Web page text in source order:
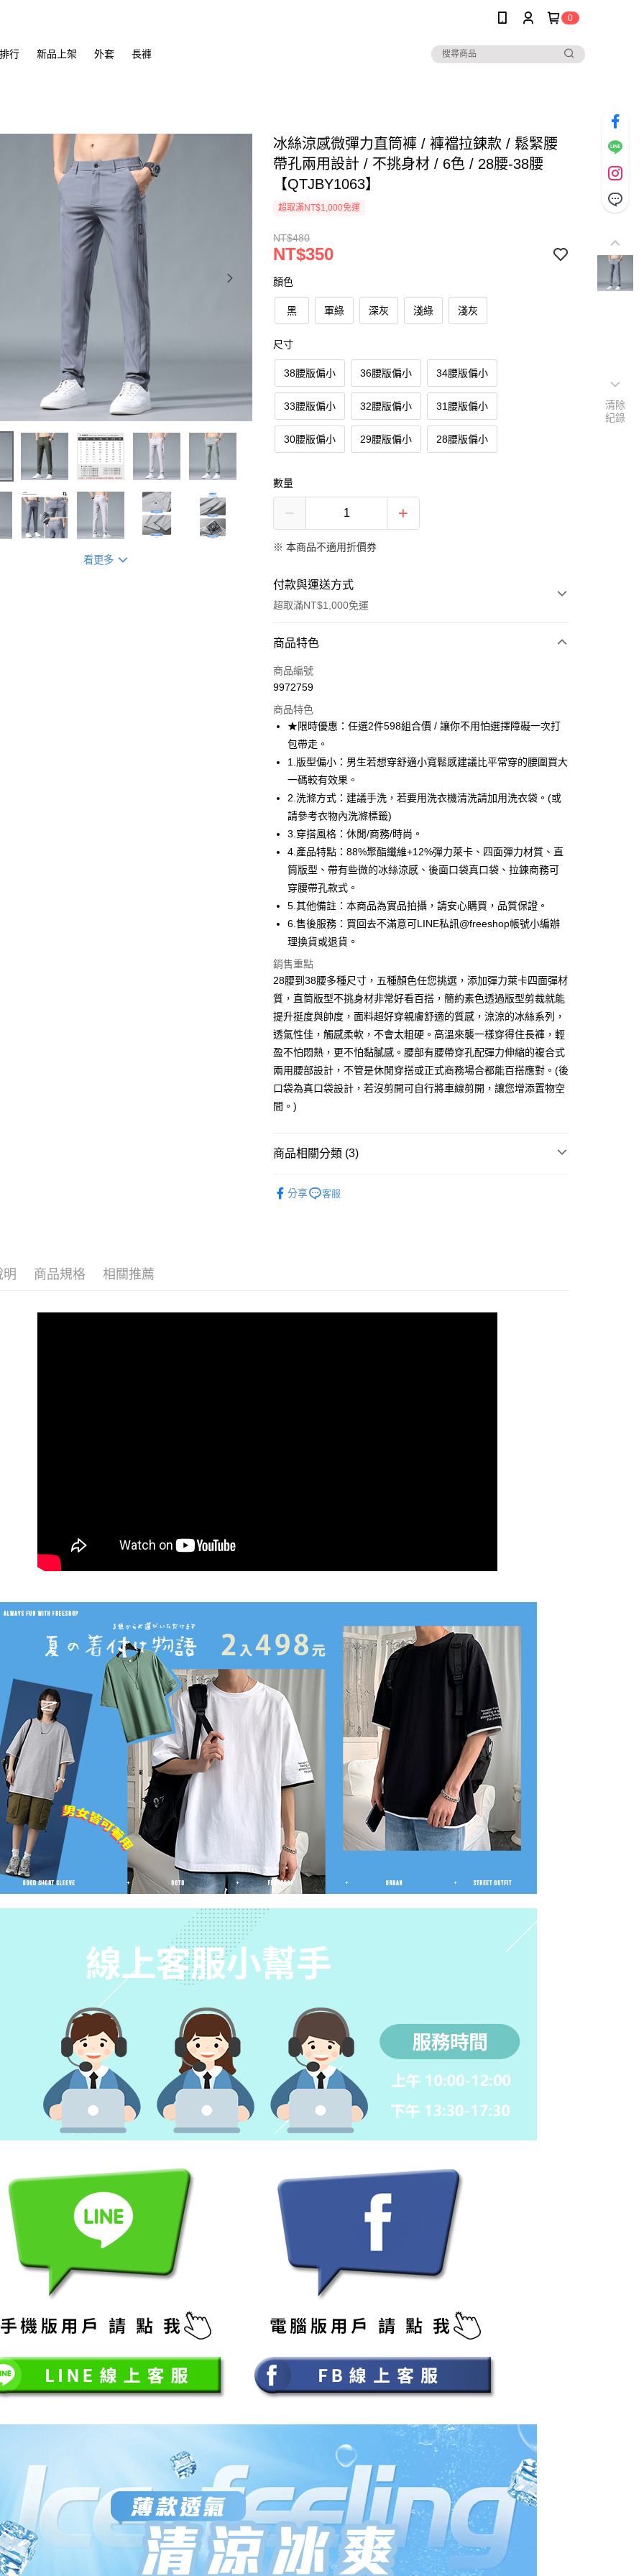
0
行 新品上架 外套 長褲
看更多
冰絲涼感微彈力直筒褲 / 褲襠拉鍊款 / 鬆緊腰
帶孔兩用設計 / 不挑身材 / 6色 / 28腰-38腰
【QTJBY1063】
超取滿NT$1,000免運
NT$480
NT$350
顏色
黑 軍綠 深灰 淺綠 淺灰
尺寸
38腰版偏小 36腰版偏小 34腰版偏小
33腰版偏小 32腰版偏小 31腰版偏小
30腰版偏小 29腰版偏小 28腰版偏小
數量
※ 本商品不適用折價券
付款與運送方式
超取滿NT$1,000免運
付款方式
信用卡一次付款
LINE Pay
Apple Pay
街口支付
悠遊付
ATM付款
運送方式
全家取貨付款
每筆NT$80，滿NT$1,000(含以上)免運費
付款後全家取貨
每筆NT$80，滿NT$1,000(含以上)免運費
7-11取貨付款
每筆NT$80，滿NT$1,000(含以上)免運費
付款後7-11取貨
每筆NT$80，滿NT$1,000(含以上)免運費
宅配
每筆NT$150，滿NT$3,000(含以上)免運費
每筆NT$150
商品特色
商品編號
9972759
商品特色
★限時優惠：任選2件598組合價 / 讓你不用怕選擇障礙一次打
包帶走。
1.版型偏小：男生若想穿舒適小寬鬆感建議比平常穿的腰圍買大
一碼較有效果。
2.洗滌方式：建議手洗，若要用洗衣機清洗請加用洗衣袋。(或
請參考衣物內洗滌標籤)
3.穿搭風格：休閒/商務/時尚。
4.產品特點：88%聚酯纖維+12%彈力萊卡、四面彈力材質、直
筒版型、帶有些微的冰絲涼感、後面口袋真口袋、拉鍊商務可
穿腰帶孔款式。
5.其他備註：本商品為實品拍攝，請安心購買，品質保證。
6.售後服務：買回去不滿意可LINE私訊@freeshop帳號小編辦
理換貨或退貨。
銷售重點
28腰到38腰多種尺寸，五種顏色任您挑選，添加彈力萊卡四面彈材
質，直筒版型不挑身材非常好看百搭，簡約素色透過版型剪裁就能
提升挺度與帥度，面料超好穿親膚舒適的質感，涼涼的冰絲系列，
透氣性佳，觸感柔軟，不會太粗硬。高溫來襲一樣穿得住長褲，輕
盈不怕悶熱，更不怕黏膩感。腰部有腰帶穿孔配彈力伸縮的複合式
兩用腰部設計，不管是休閒穿搭或正式商務場合都能百搭應對。(後
口袋為真口袋設計，若沒剪開可自行將車線剪開，讓您增添置物空
間。)
商品相關分類 (3)
分享 客服
明 商品規格 相關推薦
清除
紀錄